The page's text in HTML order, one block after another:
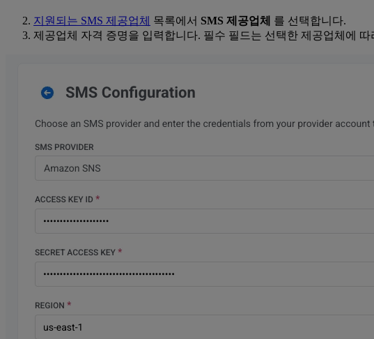
지원되는 SMS 제공업체 목록에서 SMS 제공업체
를 선택합니다.
제공업체 자격 증명을 입력합니다. 필수 필드는 선택한 제공업체에